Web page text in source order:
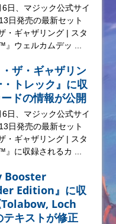
日、マジック公式サイ
日発売の最新セット
・ギャザリング | スタ
』ウェルカムデッ ...
・ザ・ギャザリン
トレック』に収
ドの情報が公開
日、マジック公式サイ
日発売の最新セット
・ギャザリング | スタ
』に収録されるカ ...
Booster
Edition』に収
Loch
キストが修正